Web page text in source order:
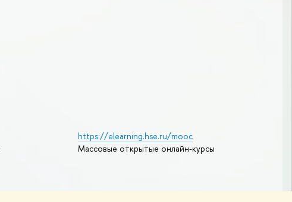
https://elearning.hse.ru/mooc
Массовые открытые онлайн-курсы